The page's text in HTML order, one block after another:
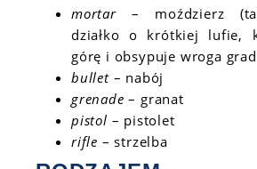
mortar– moździerz
działko o krótkiej lufie,
górę i obsypuje wroga
bullet – nabój
grenade– granat
pistol – pistolet
rifle – strzelba